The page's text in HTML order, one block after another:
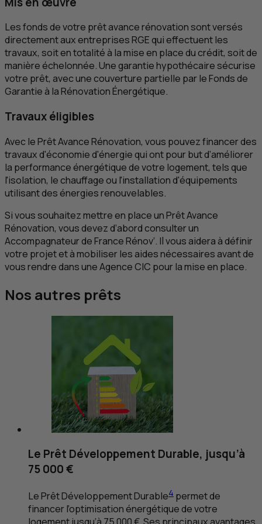
Les fonds de votre prêt avance rénovation sont versés
directement aux entreprisesRGEqui effectuent les
travaux, soit en totalité à la mise en place du crédit, soit de
manière échelonnée. Une garantie hypothécaire sécurise
votre prêt, avec une couverture partielle par le Fonds de
Garantie à la Rénovation Énergétique.
Travaux éligibles
Avec le Prêt Avance Rénovation, vous pouvez financer des
travaux d'économie d'énergie qui ont pour but d’améliorer
la performance énergétique de votre logement, tels que
l'isolation, le chauffage ou l'installation d'équipements
utilisant des énergies renouvelables.
Si vous souhaitez mettre en place un Prêt Avance
Rénovation, vous devez d’abord consulter un
Accompagnateur de France Rénov’. Il vous aidera à définir
votre projet et à mobiliser les aides nécessaires avant de
vous rendre dans une AgenceCIC pour la mise en place.
Nos autres prêts
Le Prêt Développement Durable, jusqu’à
75 000 €
Le Prêt Développement Durable4 permet de
financer l’optimisation énergétique de votre